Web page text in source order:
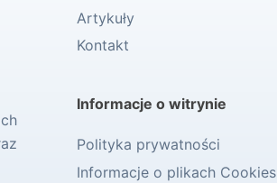
Artykuły
Kontakt
Informacje o witrynie
Polityka prywatności
Informacje o plikach Cookies